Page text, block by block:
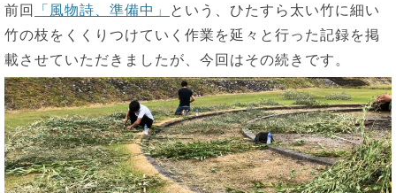
前回
「風物詩、準備中」
という、ひたすら太い竹に細い
竹の枝をくくりつけていく作業を延々と行った記録を掲
載させていただきましたが、今回はその続きです。